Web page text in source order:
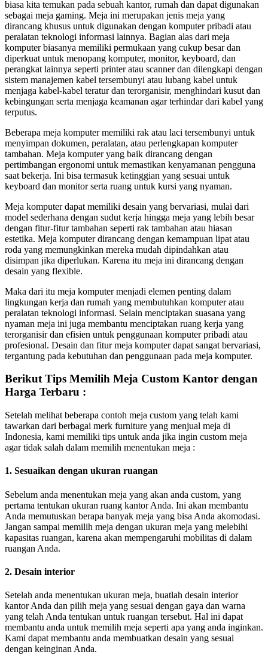
biasa kita temukan pada sebuah kantor, rumah dan dapat digunakan
sebagai meja gaming. Meja ini merupakan jenis meja yang
dirancang khusus untuk digunakan dengan komputer pribadi atau
peralatan teknologi informasi lainnya. Bagian alas dari meja
komputer biasanya memiliki permukaan yang cukup besar dan
diperkuat untuk menopang komputer, monitor, keyboard, dan
perangkat lainnya seperti printer atau scanner dan dilengkapi dengan
sistem manajemen kabel tersembunyi atau lubang kabel untuk
menjaga kabel-kabel teratur dan terorganisir, menghindari kusut dan
kebingungan serta menjaga keamanan agar terhindar dari kabel yang
terputus.
Beberapa meja komputer memiliki rak atau laci tersembunyi untuk
menyimpan dokumen, peralatan, atau perlengkapan komputer
tambahan. Meja komputer yang baik dirancang dengan
pertimbangan ergonomi untuk memastikan kenyamanan pengguna
saat bekerja. Ini bisa termasuk ketinggian yang sesuai untuk
keyboard dan monitor serta ruang untuk kursi yang nyaman.
Meja komputer dapat memiliki desain yang bervariasi, mulai dari
model sederhana dengan sudut kerja hingga meja yang lebih besar
dengan fitur-fitur tambahan seperti rak tambahan atau hiasan
estetika. Meja komputer dirancang dengan kemampuan lipat atau
roda yang memungkinkan mereka mudah dipindahkan atau
disimpan jika diperlukan. Karena itu meja ini dirancang dengan
desain yang flexible.
Maka dari itu meja komputer menjadi elemen penting dalam
lingkungan kerja dan rumah yang membutuhkan komputer atau
peralatan teknologi informasi. Selain menciptakan suasana yang
nyaman meja ini juga membantu menciptakan ruang kerja yang
terorganisir dan efisien untuk penggunaan komputer pribadi atau
profesional. Desain dan fitur meja komputer dapat sangat bervariasi,
tergantung pada kebutuhan dan penggunaan pada meja komputer.
Berikut Tips Memilih Meja Custom Kantor dengan
Harga Terbaru :
Setelah melihat beberapa contoh meja custom yang telah kami
tawarkan dari berbagai merk furniture yang menjual meja di
Indonesia, kami memiliki tips untuk anda jika ingin custom meja
agar tidak salah dalam memilih menentukan meja :
1. Sesuaikan dengan ukuran ruangan
Sebelum anda menentukan meja yang akan anda custom, yang
pertama tentukan ukuran ruang kantor Anda. Ini akan membantu
Anda memutuskan berapa banyak meja yang bisa Anda akomodasi.
Jangan sampai memilih meja dengan ukuran meja yang melebihi
kapasitas ruangan, karena akan mempengaruhi mobilitas di dalam
ruangan Anda.
2. Desain interior
Setelah anda menentukan ukuran meja, buatlah desain interior
kantor Anda dan pilih meja yang sesuai dengan gaya dan warna
yang telah Anda tentukan untuk ruangan tersebut. Hal ini dapat
membantu anda untuk memilih meja seperti apa yang anda inginkan.
Kami dapat membantu anda membuatkan desain yang sesuai
dengan keinginan Anda.